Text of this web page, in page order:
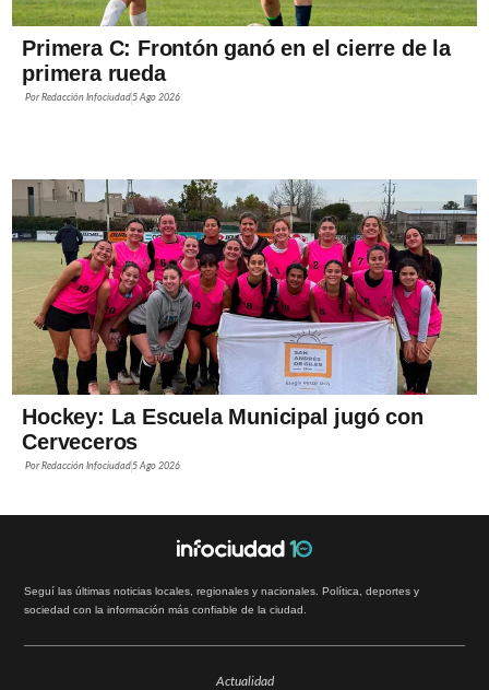
Primera C: Frontón ganó en el cierre de la
primera rueda
PorRedacción Infociudad5 Ago 2026
Hockey: La Escuela Municipal jugó con
Cerveceros
PorRedacción Infociudad5 Ago 2026
Seguí las últimas noticias locales, regionales y nacionales. Política, deportes y
sociedad con la información más confiable de la ciudad.
Actualidad